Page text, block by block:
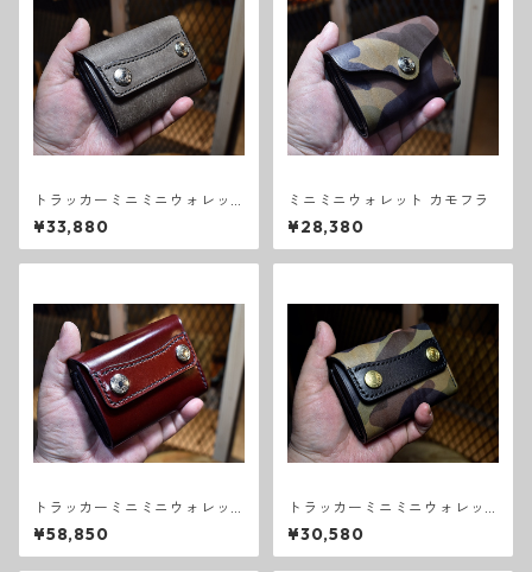
トラッカーミニミニウォレッ
ト スクラッチ グレー
¥33,880
ミニミニウォレット カモフラ
¥28,380
トラッカーミニミニウォレッ
ト コードバン バーガンディ
¥58,850
トラッカーミニミニウォレッ
ト カモフラ
¥30,580